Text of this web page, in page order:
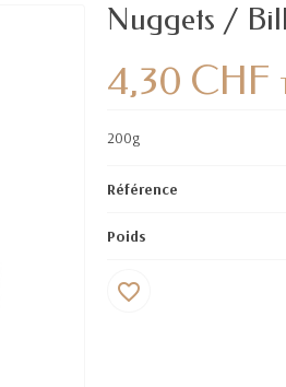
Nuggets /
4,30 CHF
200g
Référence
Poids
favorite_border